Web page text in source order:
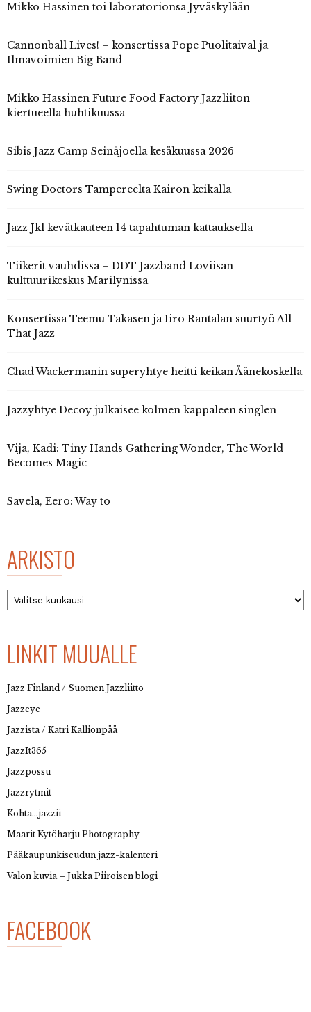
Mikko Hassinen toi laboratorionsa Jyväskylään
Cannonball Lives! – konsertissa Pope Puolitaival ja
Ilmavoimien Big Band
Mikko Hassinen Future Food Factory Jazzliiton
kiertueella huhtikuussa
Sibis Jazz Camp Seinäjoella kesäkuussa 2026
Swing Doctors Tampereelta Kairon keikalla
Jazz Jkl kevätkauteen 14 tapahtuman kattauksella
Tiikerit vauhdissa – DDT Jazzband Loviisan
kulttuurikeskus Marilynissa
Konsertissa Teemu Takasen ja Iiro Rantalan suurtyö All
That Jazz
Chad Wackermanin superyhtye heitti keikan Äänekoskella
Jazzyhtye Decoy julkaisee kolmen kappaleen singlen
Vija, Kadi: Tiny Hands Gathering Wonder, The World
Becomes Magic
Savela, Eero: Way to
ARKISTO
Arkisto
LINKIT MUUALLE
Jazz Finland / Suomen Jazzliitto
Jazzeye
Jazzista / Katri Kallionpää
JazzIt365
Jazzpossu
Jazzrytmit
Kohta…jazzii
Maarit Kytöharju Photography
Pääkaupunkiseudun jazz-kalenteri
Valon kuvia – Jukka Piiroisen blogi
FACEBOOK